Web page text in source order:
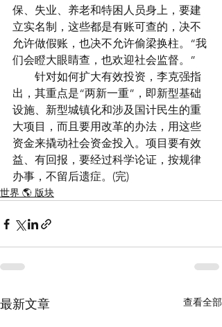
保、失业、养老和特困人员身上，要建
立实名制，这些都是有账可查的，决不
允许做假账，也决不允许偷梁换柱。“我
们会瞪大眼睛查，也欢迎社会监督。”
针对如何扩大有效投资，李克强指
出，其重点是“两新一重”，即新型基础
设施、新型城镇化和涉及国计民生的重
大项目，而且要用改革的办法，用这些
资金来撬动社会资金投入。项目要有效
益、有回报，要经过科学论证，按规律
办事，不留后遗症。(完)
世界 🌎 版块
最新文章 查看全部